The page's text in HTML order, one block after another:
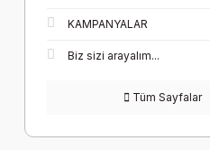
KAMPANYALAR
Biz sizi arayalım...
Tüm Sayfalar